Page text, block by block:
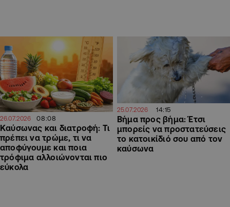
26.07.2026 08:08
Καύσωνας και διατροφή: Τι
πρέπει να τρώμε, τι να
αποφύγουμε και ποια
τρόφιμα αλλοιώνονται πιο
εύκολα
25.07.2026 14:15
Βήμα προς βήμα: Έτσι
μπορείς να προστατεύσεις
το κατοικίδιό σου από τον
καύσωνα